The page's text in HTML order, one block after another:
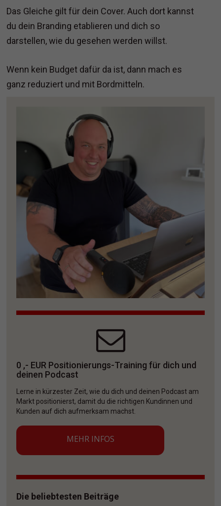
Das Gleiche gilt für dein Cover. Auch dort kannst
du dein Branding etablieren und dich so
darstellen, wie du gesehen werden willst.
Wenn kein Budget dafür da ist, dann mach es
ganz reduziert und mit Bordmitteln.
0 ,- EUR Positionierungs-Training für dich und
deinen Podcast
Lerne in kürzester Zeit, wie du dich und deinen Podcast am
Markt positionierst, damit du die richtigen Kundinnen und
Kunden auf dich aufmerksam machst.
MEHR INFOS
Die beliebtesten Beiträge